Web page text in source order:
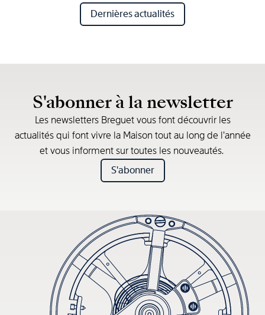
Dernières actualités
S'abonner à la newsletter
Les newsletters Breguet vous font découvrir les
actualités qui font vivre la Maison tout au long de l’année
et vous informent sur toutes les nouveautés.
S'abonner